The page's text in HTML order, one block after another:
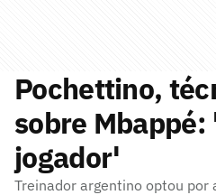
Pochettino,
sobre Mbappé:
jogador'
Treinador argentino optou por